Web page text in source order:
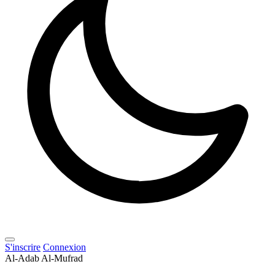
S'inscrire Connexion
Al-Adab Al-Mufrad